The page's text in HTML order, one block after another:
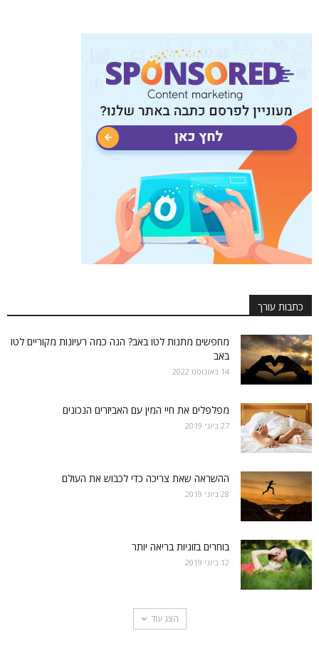
כתבות עורך
מחפשים מתנות לטו באב? הנה כמה רעיונות מקוריים לטו
באב
14 באוגוסט 2022
מפלפלים את חיי המין עם האביזרים הנכונים
27 ביוני 2019
ההשראה שאת צריכה כדי לכבוש את העולם
28 ביוני 2019
בוחרים בזוגיות בריאה יותר
12 ביוני 2019
הצג עוד